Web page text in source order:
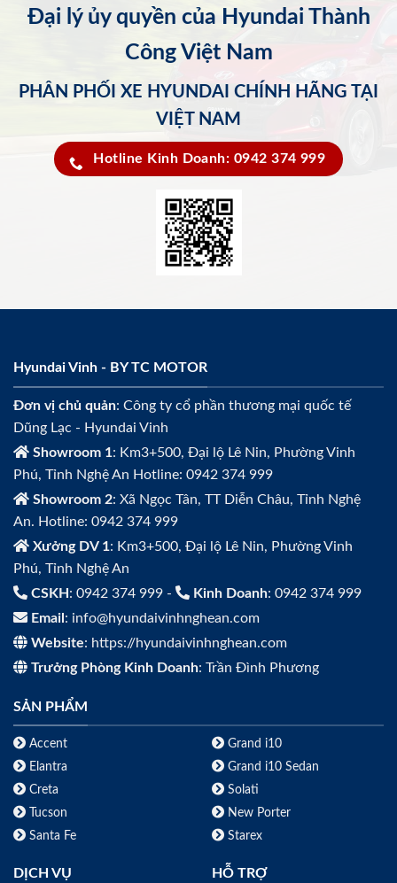
Đại lý ủy quyền của Hyundai Thành
Công Việt Nam
PHÂN PHỐI XE HYUNDAI CHÍNH HÃNG TẠI
VIỆT NAM
Hotline Kinh Doanh: 0942 374 999
Hyundai Vinh - BY TC MOTOR
Đơn vị chủ quản: Công ty cổ phần thương mại quốc tế
Dũng Lạc - Hyundai Vinh
Showroom 1: Km3+500, Đại lộ Lê Nin, Phường Vinh
Phú, Tỉnh Nghệ An Hotline: 0942 374 999
Showroom 2: Xã Ngọc Tân, TT Diễn Châu, Tỉnh Nghệ
An. Hotline: 0942 374 999
Xưởng DV 1: Km3+500, Đại lộ Lê Nin, Phường Vinh
Phú, Tỉnh Nghệ An
CSKH : 0942 374 999 - Kinh Doanh: 0942 374 999
Email : info@hyundaivinhnghean.com
Website: https://hyundaivinhnghean.com
Trưởng Phòng Kinh Doanh: Trần Đình Phương
SẢN PHẨM
Accent
Elantra
Creta
Tucson
Santa Fe
Grand i10
Grand i10 Sedan
Solati
New Porter
Starex
DỊCH VỤ HỖ TRỢ